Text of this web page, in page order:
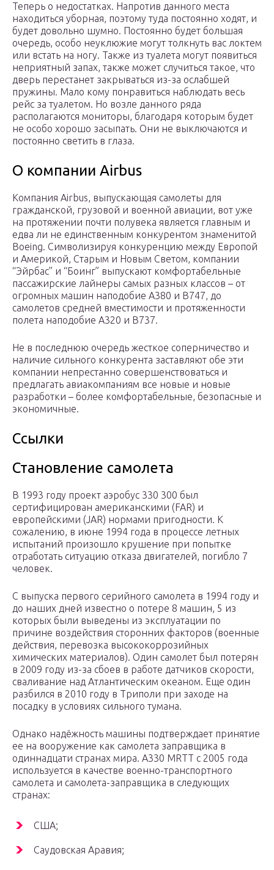
Теперь о недостатках. Напротив данного места
находиться уборная, поэтому туда постоянно ходят, и
будет довольно шумно. Постоянно будет большая
очередь, особо неуклюжие могут толкнуть вас локтем
или встать на ногу. Также из туалета могут появиться
неприятный запах, также может случиться такое, что
дверь перестанет закрываться из-за ослабшей
пружины. Мало кому понравиться наблюдать весь
рейс за туалетом. Но возле данного ряда
располагаются мониторы, благодаря которым будет
не особо хорошо засыпать. Они не выключаются и
постоянно светить в глаза.
О компании Airbus
Компания Airbus, выпускающая самолеты для
гражданской, грузовой и военной авиации, вот уже
на протяжении почти полувека является главным и
едва ли не единственным конкурентом знаменитой
Boeing. Символизируя конкуренцию между Европой
и Америкой, Старым и Новым Светом, компании
“Эйрбас” и “Боинг” выпускают комфортабельные
пассажирские лайнеры самых разных классов – от
огромных машин наподобие A380 и B747, до
самолетов средней вместимости и протяженности
полета наподобие A320 и B737.
Не в последнюю очередь жесткое соперничество и
наличие сильного конкурента заставляют обе эти
компании непрестанно совершенствоваться и
предлагать авиакомпаниям все новые и новые
разработки – более комфортабельные, безопасные и
экономичные.
Ссылки
Становление самолета
В 1993 году проект аэробус 330 300 был
сертифицирован американскими (FAR) и
европейскими (JAR) нормами пригодности. К
сожалению, в июне 1994 года в процессе летных
испытаний произошло крушение при попытке
отработать ситуацию отказа двигателей, погибло 7
человек.
С выпуска первого серийного самолета в 1994 году и
до наших дней известно о потере 8 машин, 5 из
которых были выведены из эксплуатации по
причине воздействия сторонних факторов (военные
действия, перевозка высококоррозийных
химических материалов). Один самолет был потерян
в 2009 году из-за сбоев в работе датчиков скорости,
сваливание над Атлантическим океаном. Еще один
разбился в 2010 году в Триполи при заходе на
посадку в условиях сильного тумана.
Однако надёжность машины подтверждает принятие
ее на вооружение как самолета заправщика в
одиннадцати странах мира. A330 MRTT с 2005 года
используется в качестве военно-транспортного
самолета и самолета-заправщика в следующих
странах:
США;
Саудовская Аравия;